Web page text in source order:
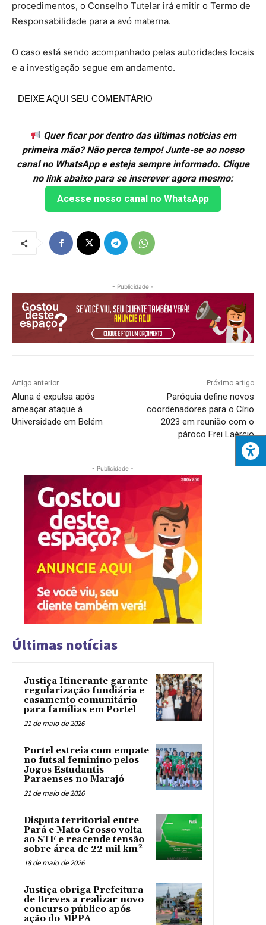
procedimentos, o Conselho Tutelar irá emitir o Termo de
Responsabilidade para a avó materna.
O caso está sendo acompanhado pelas autoridades locais
e a investigação segue em andamento.
DEIXE AQUI SEU COMENTÁRIO
Quer ficar por dentro das últimas notícias em
primeira mão? Não perca tempo! Junte-se ao nosso
canal no WhatsApp e esteja sempre informado. Clique
no link abaixo para se inscrever agora mesmo:
Acesse nosso canal no WhatsApp
- Publicidade -
Artigo anterior
Aluna é expulsa após
ameaçar ataque à
Universidade em Belém
Próximo artigo
Paróquia define novos
coordenadores para o Círio
2023 em reunião com o
pároco Frei Laércio
- Publicidade -
Últimas notícias
Justiça Itinerante garante
regularização fundiária e
casamento comunitário
para famílias em Portel
21 de maio de 2026
Portel estreia com empate
no futsal feminino pelos
Jogos Estudantis
Paraenses no Marajó
21 de maio de 2026
Disputa territorial entre
Pará e Mato Grosso volta
ao STF e reacende tensão
sobre área de 22 mil km²
18 de maio de 2026
Justiça obriga Prefeitura
de Breves a realizar novo
concurso público após
ação do MPPA